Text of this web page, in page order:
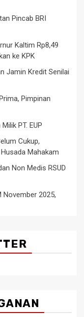
Pincab BRI
Kaltim Rp8,49
ke KPK
Jamin Kredit Senilai
Pimpinan
PT. EUP
Cukup,
Mahakam
Non Medis RSUD
November 2025,